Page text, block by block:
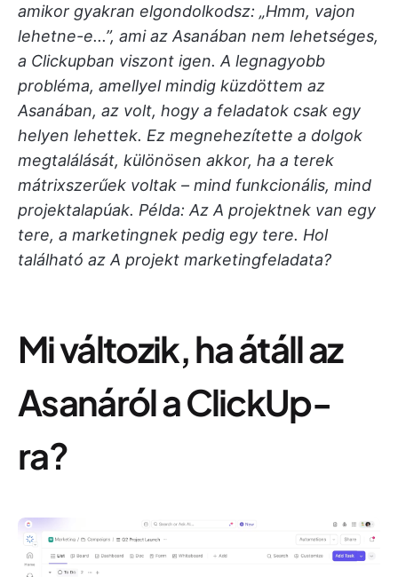
amikor gyakran elgondolkodsz: „Hmm, vajon
lehetne-e...”, ami az Asanában nem lehetséges,
a Clickupban viszont igen. A legnagyobb
probléma, amellyel mindig küzdöttem az
Asanában, az volt, hogy a feladatok csak egy
helyen lehettek. Ez megnehezítette a dolgok
megtalálását, különösen akkor, ha a terek
mátrixszerűek voltak – mind funkcionális, mind
projektalapúak. Példa: Az A projektnek van egy
tere, a marketingnek pedig egy tere. Hol
található az A projekt marketingfeladata?
Mi változik, ha átáll az
Asanáról a ClickUp-
ra?